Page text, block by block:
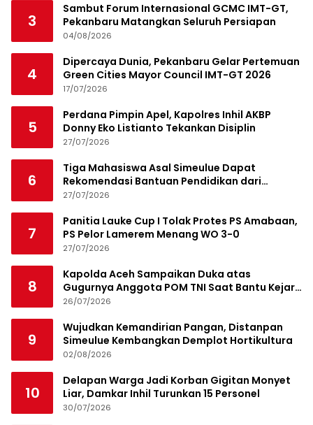
3
Sambut Forum Internasional GCMC IMT-GT,
Pekanbaru Matangkan Seluruh Persiapan
04/08/2026
4
Dipercaya Dunia, Pekanbaru Gelar Pertemuan
Green Cities Mayor Council IMT-GT 2026
17/07/2026
5
Perdana Pimpin Apel, Kapolres Inhil AKBP
Donny Eko Listianto Tekankan Disiplin
27/07/2026
6
Tiga Mahasiswa Asal Simeulue Dapat
Rekomendasi Bantuan Pendidikan dari
Jamaluddin Idham
27/07/2026
7
Panitia Lauke Cup I Tolak Protes PS Amabaan,
PS Pelor Lamerem Menang WO 3-0
27/07/2026
8
Kapolda Aceh Sampaikan Duka atas
Gugurnya Anggota POM TNI Saat Bantu Kejar
Bandar Narkoba
26/07/2026
9
Wujudkan Kemandirian Pangan, Distanpan
Simeulue Kembangkan Demplot Hortikultura
02/08/2026
10
Delapan Warga Jadi Korban Gigitan Monyet
Liar, Damkar Inhil Turunkan 15 Personel
30/07/2026